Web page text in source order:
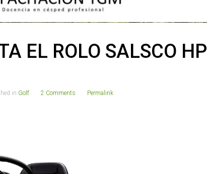
EL ROLO SALSCO HP
in Golf 2 Comments Permalink